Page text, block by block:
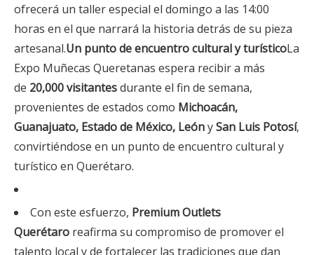
ofrecerá un taller especial el domingo a las 14:00
horas en el que narrará la historia detrás de su pieza
artesanal.Un punto de encuentro cultural y turísticoLa
Expo Muñecas Queretanas espera recibir a más
de 20,000 visitantesdurante el fin de semana,
provenientes de estados como Michoacán,
Guanajuato, Estado de México, LeónySan Luis Potosí,
convirtiéndose en un punto de encuentro cultural y
turístico en Querétaro.
Con este esfuerzo, Premium Outlets
Querétaro reafirma su compromiso de promover el
talento local y de fortalecer las tradiciones que dan